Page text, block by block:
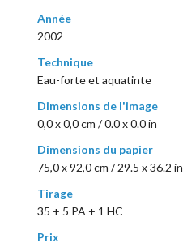
Année
2002
Technique
Eau-forte et aquatinte
Dimensions de l'image
0,0 x 0,0 cm / 0.0 x 0.0 in
Dimensions du papier
75,0 x 92,0 cm / 29.5 x 36.2 in
Tirage
35 + 5 PA + 1 HC
Prix